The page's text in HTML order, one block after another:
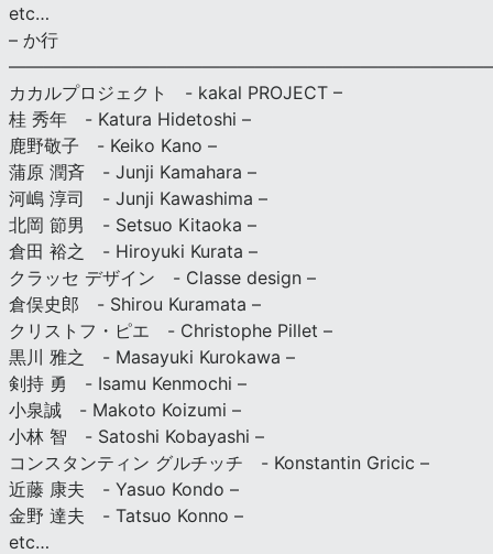
etc…
– か行
カカルプロジェクト - kakal PROJECT –
桂 秀年 - Katura Hidetoshi –
鹿野敬子 - Keiko Kano –
蒲原 潤斉 - Junji Kamahara –
河嶋 淳司 - Junji Kawashima –
北岡 節男 - Setsuo Kitaoka –
倉田 裕之 - Hiroyuki Kurata –
クラッセ デザイン - Classe design –
倉俣史郎 - Shirou Kuramata –
クリストフ・ピエ - Christophe Pillet –
黒川 雅之 - Masayuki Kurokawa –
剣持 勇 - Isamu Kenmochi –
小泉誠 - Makoto Koizumi –
小林 智 - Satoshi Kobayashi –
コンスタンティン グルチッチ - Konstantin Gricic –
近藤 康夫 - Yasuo Kondo –
金野 達夫 - Tatsuo Konno –
etc…